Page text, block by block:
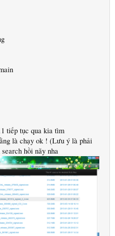
tiếp tục qua kia tìm
là chạy ok ! (Lưu ý là phải
hồi nãy nha